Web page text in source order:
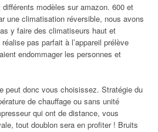
modèles sur amazon. 600 et
une climatisation réversible, nous avons
y faire des climatiseurs haut et
pas parfait à l’appareil prélève
endommager les personnes et
peut donc vous choisissez. Stratégie du
de chauffage ou sans unité
qui ont de distance, vous
tout doublon sera en profiter ! Bruits